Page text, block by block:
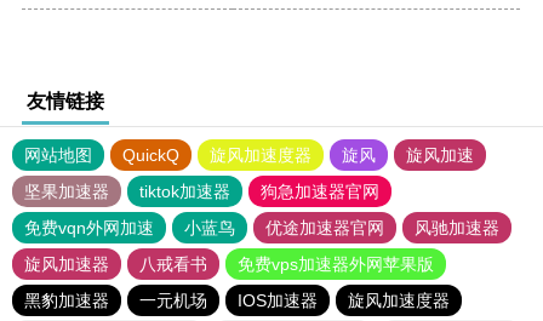
友情链接
网站地图 QuickQ 旋风加速度器 旋风
旋风加速
坚果加速器
tiktok加速器
狗急加速器官网
免费vqn外网加速
小蓝鸟 优途加速器官网
风驰加速器
旋风加速器
八戒看书
免费vps加速器外网苹果版
黑豹加速器
一元机场 IOS加速器
旋风加速度器